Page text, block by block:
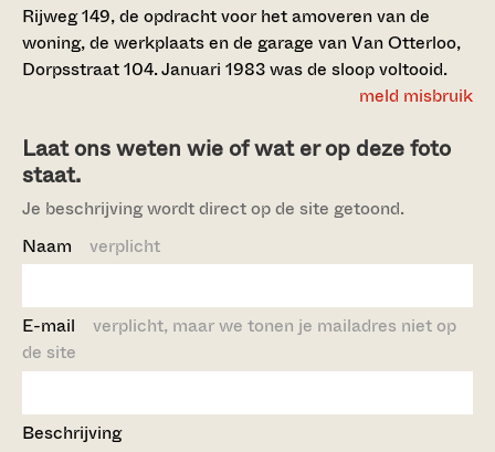
Rijweg 149, de opdracht voor het amoveren van de
woning, de werkplaats en de garage van Van Otterloo,
Dorpsstraat 104. Januari 1983 was de sloop voltooid.
meld misbruik
Laat ons weten wie of wat er op deze foto
staat.
Je beschrijving wordt direct op de site getoond.
Naam verplicht
E-mail verplicht, maar we tonen je mailadres niet op
de site
Beschrijving